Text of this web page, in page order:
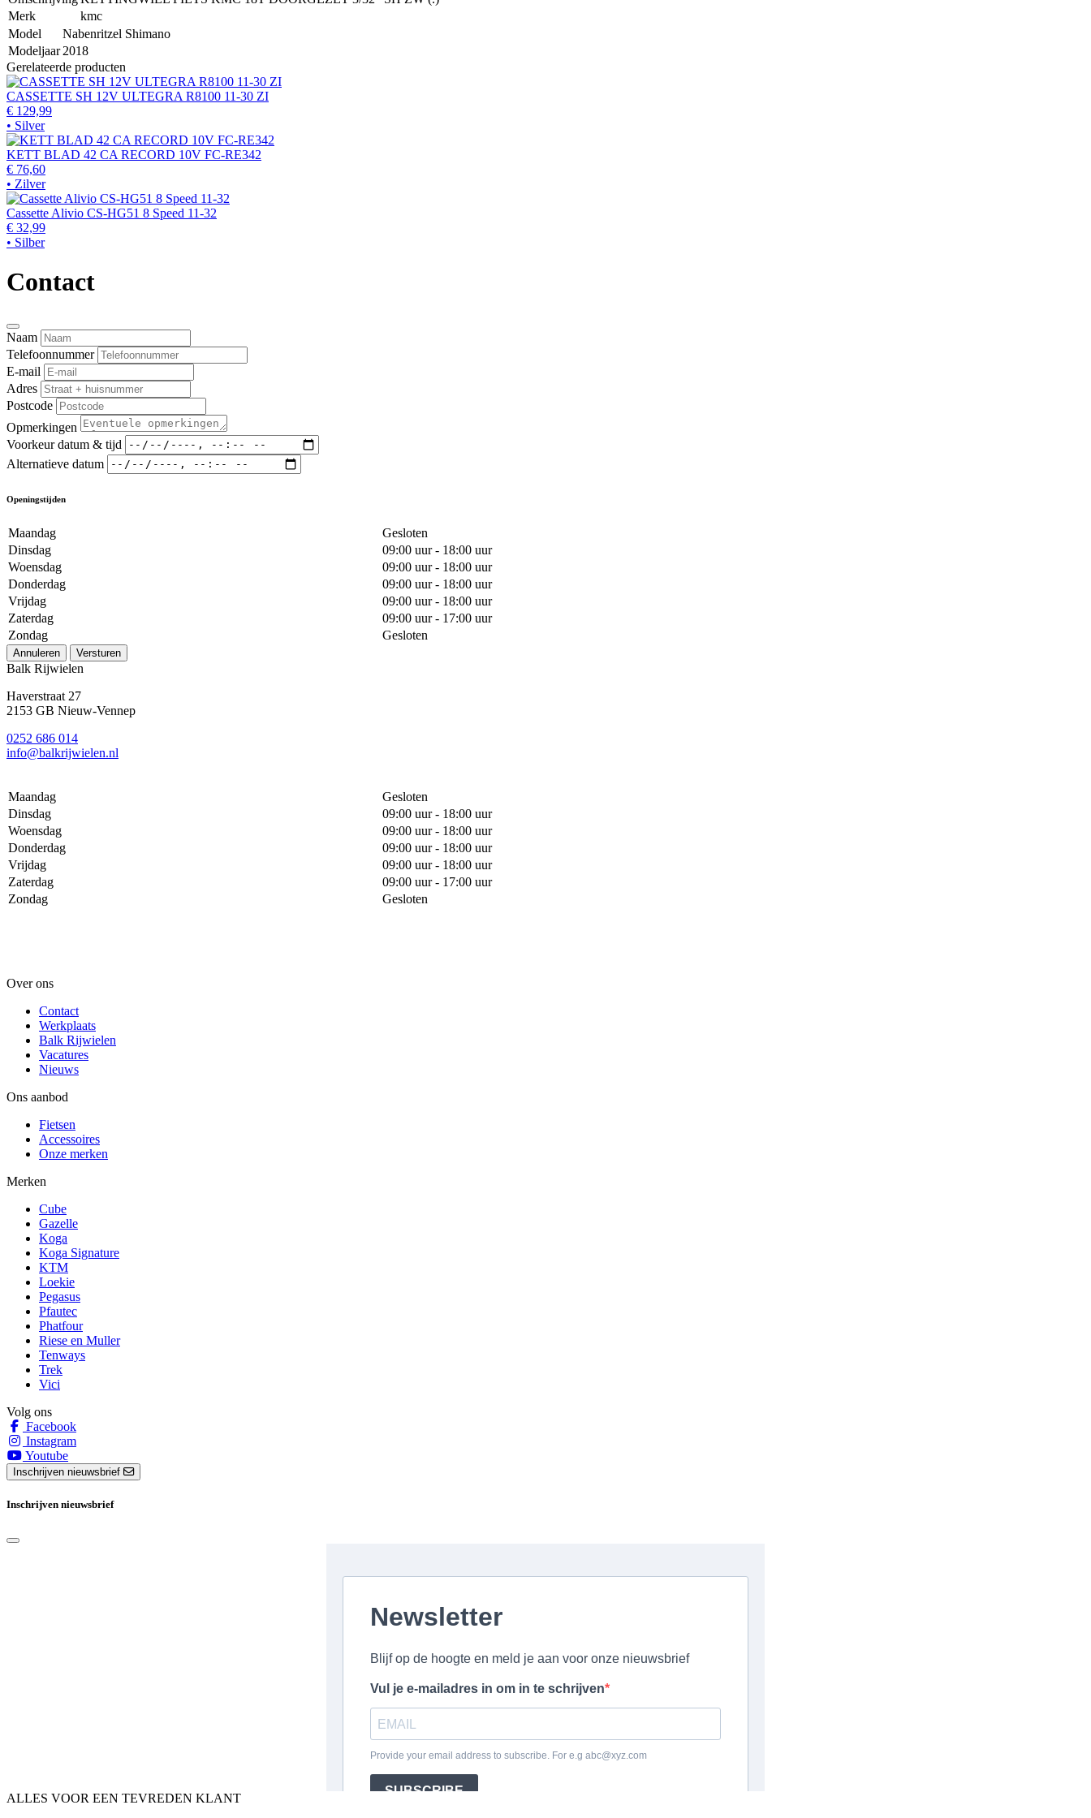
Merk
kmc
Model
Nabenritzel Shimano
Modeljaar 2018
Gerelateerde producten
CASSETTE SH 12V ULTEGRA R8100 11-30 ZI
€ 129,99
• Silver
KETT BLAD 42 CA RECORD 10V FC-RE342
€ 76,60
• Zilver
Cassette Alivio CS-HG51 8 Speed 11-32
€ 32,99
• Silber
Contact
Naam
Telefoonnummer
E-mail
Adres
Postcode
Opmerkingen
Voorkeur datum & tijd
Alternatieve datum
Openingstijden
Maandag
Gesloten
Dinsdag
09:00 uur - 18:00 uur
Woensdag
09:00 uur - 18:00 uur
Donderdag
09:00 uur - 18:00 uur
Vrijdag
09:00 uur - 18:00 uur
Zaterdag
09:00 uur - 17:00 uur
Zondag
Gesloten
Annuleren Versturen
Balk Rijwielen
Haverstraat 27
2153 GB Nieuw-Vennep
0252 686 014
info@balkrijwielen.nl
Maandag
Gesloten
Dinsdag
09:00 uur - 18:00 uur
Woensdag
09:00 uur - 18:00 uur
Donderdag
09:00 uur - 18:00 uur
Vrijdag
09:00 uur - 18:00 uur
Zaterdag
09:00 uur - 17:00 uur
Zondag
Gesloten
Over ons
Contact
Werkplaats
Balk Rijwielen
Vacatures
Nieuws
Ons aanbod
Fietsen
Accessoires
Onze merken
Merken
Cube
Gazelle
Koga
Koga Signature
KTM
Loekie
Pegasus
Pfautec
Phatfour
Riese en Muller
Tenways
Trek
Vici
Volg ons
Facebook
Instagram
Youtube
Inschrijven nieuwsbrief
Inschrijven nieuwsbrief
ALLES VOOR EEN TEVREDEN KLANT